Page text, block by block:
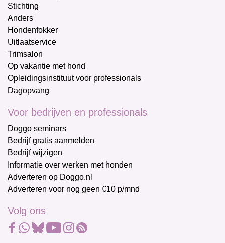
Stichting
Anders
Hondenfokker
Uitlaatservice
Trimsalon
Op vakantie met hond
Opleidingsinstituut voor professionals
Dagopvang
Voor bedrijven en professionals
Doggo seminars
Bedrijf gratis aanmelden
Bedrijf wijzigen
Informatie over werken met honden
Adverteren op Doggo.nl
Adverteren voor nog geen €10 p/mnd
Volg ons